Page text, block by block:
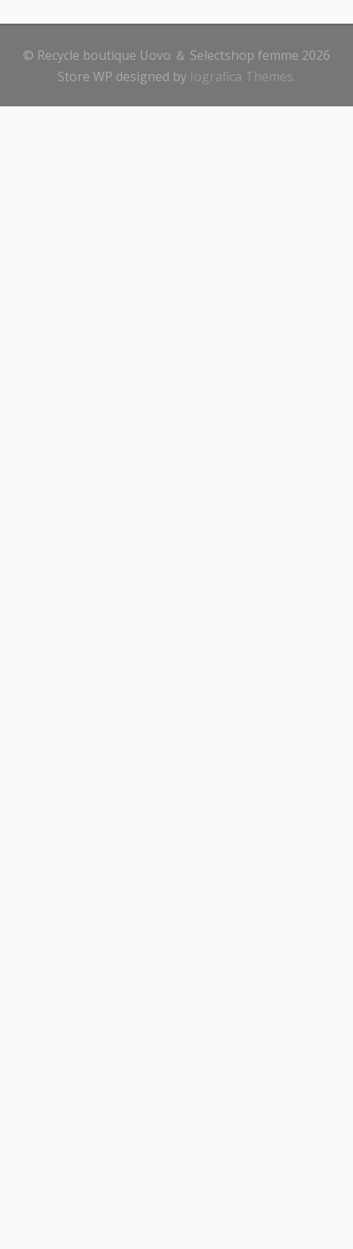
© Recycle boutique Uovo ＆ Selectshop femme 2026
Store WP designed by Iografica Themes.